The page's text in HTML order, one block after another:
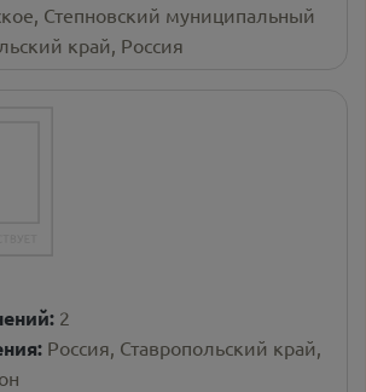
Степновский муниципальный
край, Россия
2
Россия, Ставропольский край,